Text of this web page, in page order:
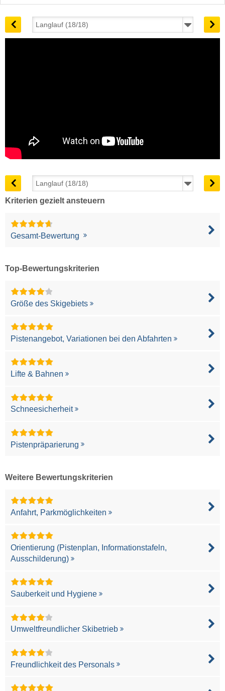
Kriterien gezielt ansteuern
Gesamt-Bewertung
Top-Bewertungskriterien
Größe des Skigebiets
Pistenangebot, Variationen bei den Abfahrten
Lifte & Bahnen
Schneesicherheit
Pistenpräparierung
Weitere Bewertungskriterien
Anfahrt, Parkmöglichkeiten
Orientierung (Pistenplan, Informationstafeln,
Ausschilderung)
Sauberkeit und Hygiene
Umweltfreundlicher Skibetrieb
Freundlichkeit des Personals